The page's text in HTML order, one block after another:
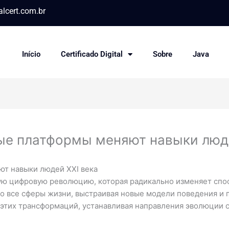
Início Certificado Digital Sobre Java
платформы меняют навыки
навыки людей XXI века
цифровую революцию, которая радикально изменяет
все сферы жизни, выстраивая новые модели поведения и
трансформаций, устанавливая направления эволюции